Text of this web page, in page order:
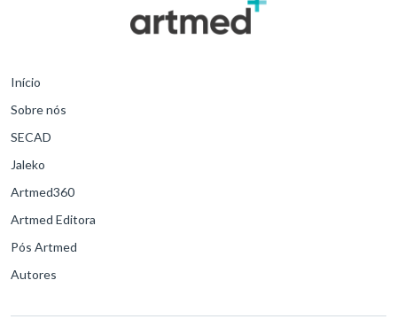
Início
Sobre nós
SECAD
Jaleko
Artmed360
Artmed Editora
Pós Artmed
Autores